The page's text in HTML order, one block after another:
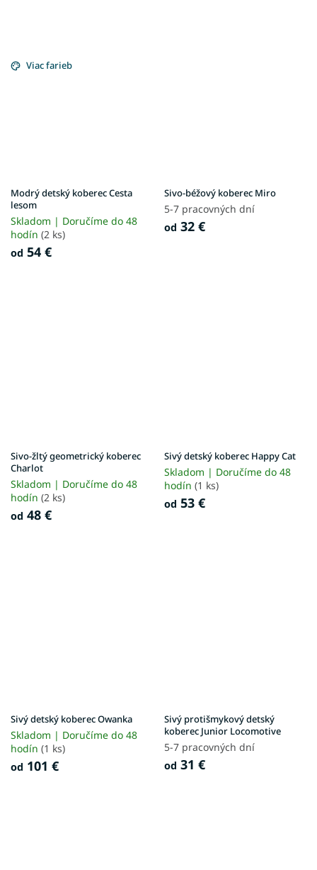
Viac farieb
Modrý detský koberec Cesta
lesom
Skladom | Doručíme do 48
hodín (2 ks)
od 54 €
Sivo-béžový koberec Miro
5-7 pracovných dní
od 32 €
Sivo-žltý geometrický koberec
Charlot
Skladom | Doručíme do 48
hodín (2 ks)
od 48 €
Sivý detský koberec Happy Cat
Skladom | Doručíme do 48
hodín (1 ks)
od 53 €
Sivý detský koberec Owanka
Skladom | Doručíme do 48
hodín (1 ks)
od 101 €
Sivý protišmykový detský
koberec Junior Locomotive
5-7 pracovných dní
od 31 €